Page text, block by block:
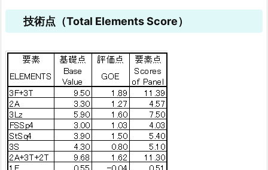
技術点（Total Elements Score）